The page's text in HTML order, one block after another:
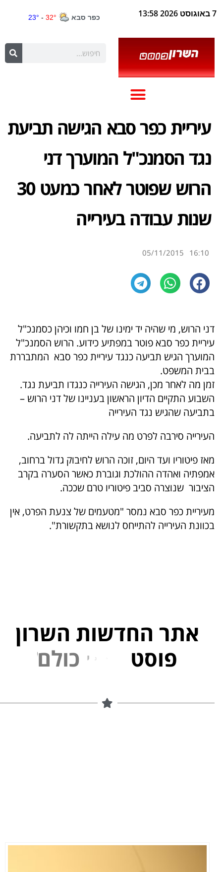
7 באוגוסט 2026 13:58
עיריית כפר סבא הגישה תביעת
נגד הסמנכ"ל המוערך דני
הרוש שפוטר לאחר כמעט 30
שנות עבודה בעירייה
16:10
05/11/2015
דני הרוש, מי שהיה יד ימינו של בן חמו וכיהן כסמנכ"ל
עיריית כפר סבא פוטר במפתיע כידוע. הרוש הסמנכ"ל
המוערך הגיש תביעה כנגד עיריית כפר סבא המתבררת
בבית המשפט.
זמן מה לאחר מכן, הגישה העירייה כנגדו תביעת נגד.
השבוע התקיים הדיון הראשון בעניינו של דני הרוש –
בתביעה שהגיש נגד העירייה
העירייה סירבה לפרט מה עילה הייתה לה לתביעה.
מאז פיטוריו ועד היום, זוכה הרוש לחיבוק גדול ברחוב,
אמפתיה ואהדה ההולכת וגוברת כאשר הסערה בקרב
הציבור שנוצרה סביב פיטוריו טרם שככה.
מעיריית כפר סבא נמסר "מטעמים של צנעת הפרט, אין
בכוונת העירייה להתייחס לנושא בתקשורת".
אתר החדשות השרון
פוסט